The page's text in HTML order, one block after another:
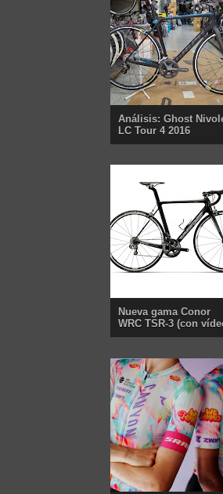
Análisis: Ghost
LC Tour 4 2016
Nueva gama Conor
WRC TSR-3 (con